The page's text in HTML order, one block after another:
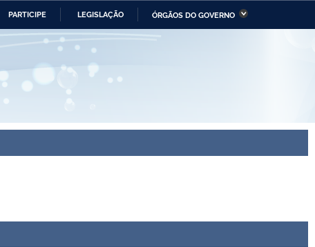
PARTICIPE LEGISLAÇÃO ÓRGÃOS DO GOVERNO
da Economia Ministério da Infraestrutura
Comunicações